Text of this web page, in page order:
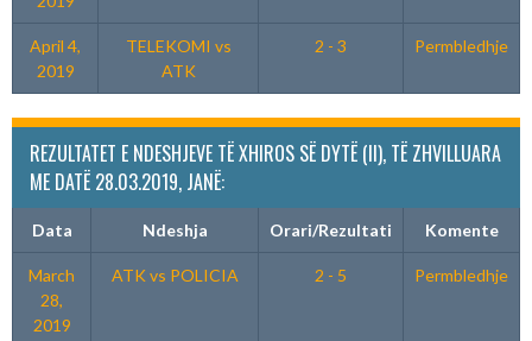
April 4,
2019
TELEKOMI vs
ATK
2 - 3 Permbledhje
REZULTATET E NDESHJEVE TË XHIROS SË DYTË (II), TË ZHVILLUARA
ME DATË 28.03.2019, JANË:
Data Ndeshja Orari/Rezultati Komente
March
28,
2019
ATK vs POLICIA 2 - 5 Permbledhje